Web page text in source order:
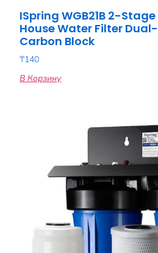
ISpring WGB21B 2-
House Water Filter
Carbon Block
₸140
В Корзину